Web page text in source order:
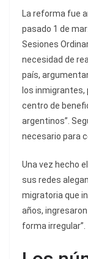
La reforma fue
pasado 1 de
Sesiones
necesidad de
país,
los inmigrantes,
centro de
argentinos”.
necesario para
Una vez hecho
sus redes
migratoria que
años,
forma irregular”.